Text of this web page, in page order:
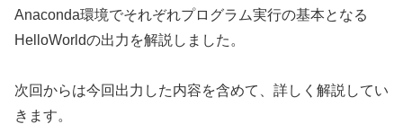
Anaconda環境でそれぞれプログラム実行の基本となる
HelloWorldの出力を解説しました。
次回からは今回出力した内容を含めて、詳しく解説してい
きます。